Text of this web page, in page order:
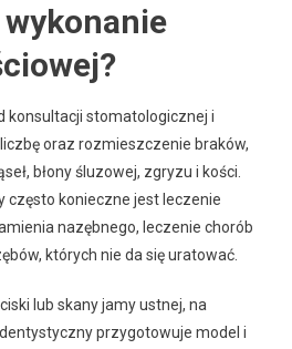
konsultacji stomatologicznej i
oraz rozmieszczenie braków,
błony śluzowej, zgryzu i kości.
często konieczne jest leczenie
nazębnego, leczenie chorób
których nie da się uratować.
lub skany jamy ustnej, na
przygotowuje model i